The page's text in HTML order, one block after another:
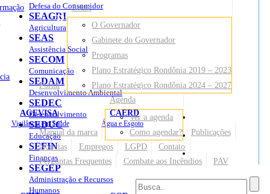
Rondônia
AGEVISA
Vigilância em Saúde
CAERD
Água e Esgoto
Sites
Portal
Sobre
O Governador
Gabinete do Governador
Programas
Plano Estratégico Rondônia 2019 – 2023
Plano Estratégico Rondônia 2024 – 2027
Manual da marca
Agenda
Ver a agenda
Como agendar?
Publicações
Notícias
Empregos LGPD
Contato
Perguntas Frequentes
Combate aos Incêndios PAV
Defesa do Consumidor
SEAGRI
Agricultura
SEAS
Assistência Social
SECOM
Comunicação
SEDAM
Desenvolvimento Ambiental
SEDEC
Desenvolvimento
SEDUC
Educação
SEFIN
Finanças
SEGEP
Administração e Recursos
Humanos